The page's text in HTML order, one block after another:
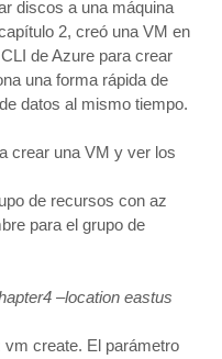
discos a una máquina
2, creó una VM en
de Azure para crear
una forma rápida de
datos al mismo tiempo.
crear una VM y ver los
de recursos con az
para el grupo de
–location eastus
create. El parámetro